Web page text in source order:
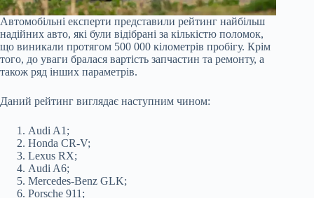
Автомобільні експерти представили рейтинг найбільш
надійних авто, які були відібрані за кількістю поломок,
що виникали протягом 500 000 кілометрів пробігу. Крім
того, до уваги бралася вартість запчастин та ремонту, а
також ряд інших параметрів.
Даний рейтинг виглядає наступним чином:
Audi A1;
Honda CR-V;
Lexus RX;
Audi A6;
Mercedes-Benz GLK;
Porsche 911;